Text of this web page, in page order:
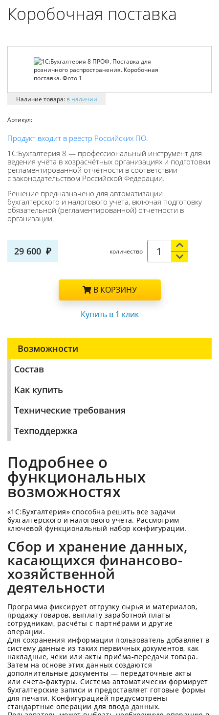
Коробочная поставка
Наличие товара: в наличии
Артикул:
Продукт входит в реестр Российских ПО.
1C:Бухгалтерия 8 — профессиональный инструмент для
ведения учёта в хозрасчётных организациях и подготовки
регламентированной отчётности в соответствии
с законодательством Российской Федерации.
Решение предназначено для автоматизации
бухгалтерского и налогового учета, включая подготовку
обязательной (регламентированной) отчетности в
организации.
29 600 количество
В КОРЗИНУ
Купить в 1 клик
Возможности
Состав
Как купить
Технические требования
Техподдержка
Подробнее о
функциональных
возможностях
«1С:Бухгалтерия» способна решить все задачи
бухгалтерского и налогового учёта. Рассмотрим
ключевой функциональный набор конфигурации.
Сбор и хранение данных,
касающихся финансово-
хозяйственной
деятельности
Программа фиксирует отгрузку сырья и материалов,
продажу товаров, выплату заработной платы
сотрудникам, расчёты с партнёрами и другие
операции.
Для сохранения информации пользователь добавляет в
систему данные из таких первичных документов, как
накладные, чеки или акты приёма-передачи товара.
Затем на основе этих данных создаются
дополнительные документы — передаточные акты
или счета-фактуры. Система автоматически формирует
бухгалтерские записи и предоставляет готовые формы
для печати. Конфигурацией предусмотрены
стандартные операции для ввода данных.